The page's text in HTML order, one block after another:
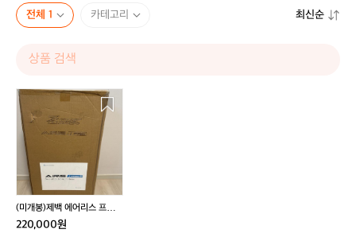
전체 1 카테고리 최신순
(미
개
봉)
제
백
에
어
리
스
프
(미개봉)제백 에어리스 프로플
러스 240 에어매트
220,000원